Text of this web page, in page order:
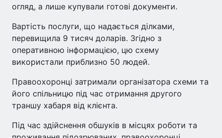
огляд, а лише купували готові документи.
Вартість послуги, що надається ділками,
перевищила 9 тисяч доларів. Згідно з
оперативною інформацією, цю схему
використали приблизно 50 людей.
Правоохоронці затримали організатора схеми та
його спільницю під час отримання другого
траншу хабаря від клієнта.
Під час здійснення обшуків в місцях роботи та